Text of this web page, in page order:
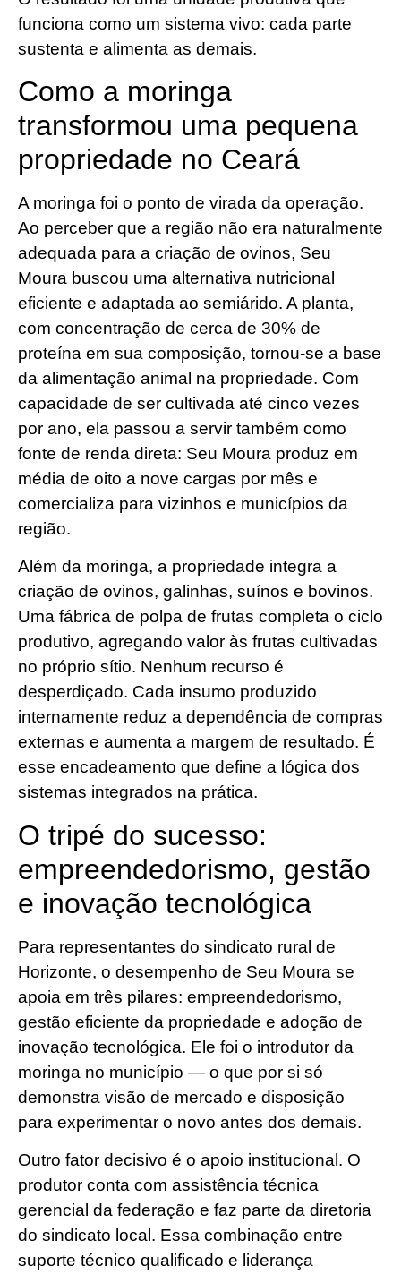
funciona como um sistema vivo: cada parte
sustenta e alimenta as demais.
Como a moringa
transformou uma pequena
propriedade no Ceará
A moringa foi o ponto de virada da operação.
Ao perceber que a região não era naturalmente
adequada para a criação de ovinos, Seu
Moura buscou uma alternativa nutricional
eficiente e adaptada ao semiárido. A planta,
com concentração de cerca de 30% de
proteína em sua composição, tornou-se a base
da alimentação animal na propriedade. Com
capacidade de ser cultivada até cinco vezes
por ano, ela passou a servir também como
fonte de renda direta: Seu Moura produz em
média de oito a nove cargas por mês e
comercializa para vizinhos e municípios da
região.
Além da moringa, a propriedade integra a
criação de ovinos, galinhas, suínos e bovinos.
Uma fábrica de polpa de frutas completa o ciclo
produtivo, agregando valor às frutas cultivadas
no próprio sítio. Nenhum recurso é
desperdiçado. Cada insumo produzido
internamente reduz a dependência de compras
externas e aumenta a margem de resultado. É
esse encadeamento que define a lógica dos
sistemas integrados na prática.
O tripé do sucesso:
empreendedorismo, gestão
e inovação tecnológica
Para representantes do sindicato rural de
Horizonte, o desempenho de Seu Moura se
apoia em três pilares: empreendedorismo,
gestão eficiente da propriedade e adoção de
inovação tecnológica. Ele foi o introdutor da
moringa no município — o que por si só
demonstra visão de mercado e disposição
para experimentar o novo antes dos demais.
Outro fator decisivo é o apoio institucional. O
produtor conta com assistência técnica
gerencial da federação e faz parte da diretoria
do sindicato local. Essa combinação entre
suporte técnico qualificado e liderança